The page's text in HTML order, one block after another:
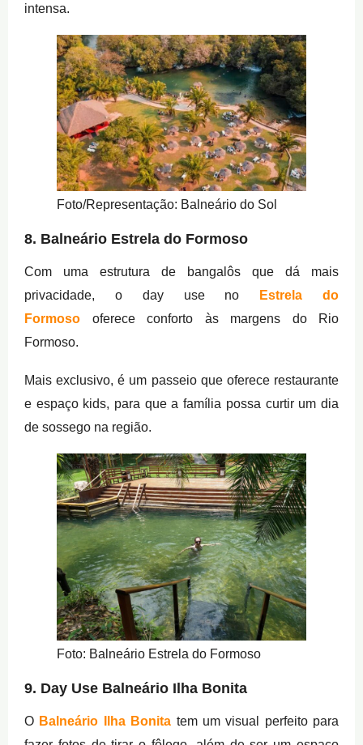
intensa.
Foto/Representação: Balneário do Sol
8. Balneário Estrela do Formoso
Com uma estrutura de bangalôs que dá mais
privacidade, o day use no
Estrela do
Formoso oferece conforto às margens do Rio
Formoso.
Mais exclusivo, é um passeio que oferece restaurante
e espaço kids, para que a família possa curtir um dia
de sossego na região.
Foto: Balneário Estrela do Formoso
9. Day Use Balneário Ilha Bonita
O Balneário Ilha Bonita tem um visual perfeito para